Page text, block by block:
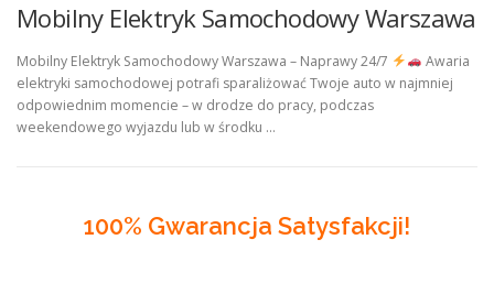
Mobilny Elektryk Samochodowy Warszawa
Mobilny Elektryk Samochodowy Warszawa – Naprawy 24/7
Awaria
elektryki samochodowej potrafi sparaliżować Twoje auto w najmniej
odpowiednim momencie – w drodze do pracy, podczas
weekendowego wyjazdu lub w środku …
100% Gwarancja Satysfakcji!